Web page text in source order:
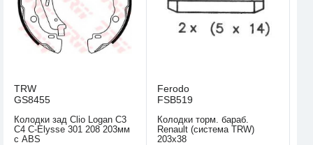
TRW
GS8455
Колодки зад Clio Logan C3
C4 C-Elysse 301 208 203мм
с ABS
Ferodo
FSB519
Колодки торм. бараб.
Renault (система TRW)
203x38